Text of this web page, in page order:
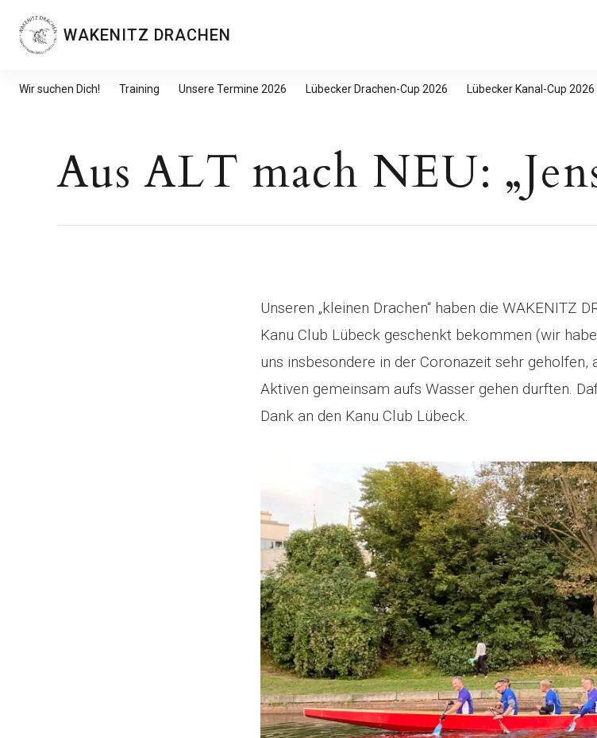
überspringenWAKENITZ DRACHEN
Wir suchen Dich! Training Unsere Termine 2026 Lübecker Drachen-Cup 2026 Lübecker Kanal-Cup 2026
Aus ALT mach NEU:
Unseren „kleinen Drachen“ haben die WAKENITZ
Kanu Club Lübeck geschenkt bekommen (wir
uns insbesondere in der Coronazeit sehr
Aktiven gemeinsam aufs Wasser gehen durften.
Dank an den Kanu Club Lübeck.